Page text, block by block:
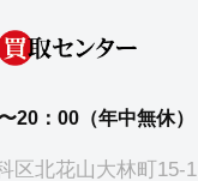
20：00（年中無休）
区北花山大林町15-1